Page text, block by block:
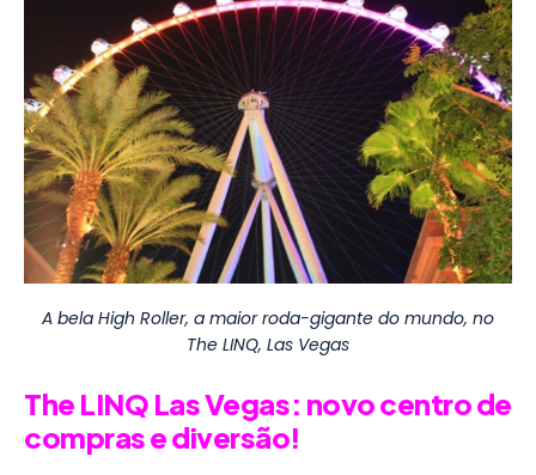
A bela High Roller, a maior roda-gigante do mundo, no
The LINQ, Las Vegas
The LINQ Las Vegas: novo centro de
compras e diversão!